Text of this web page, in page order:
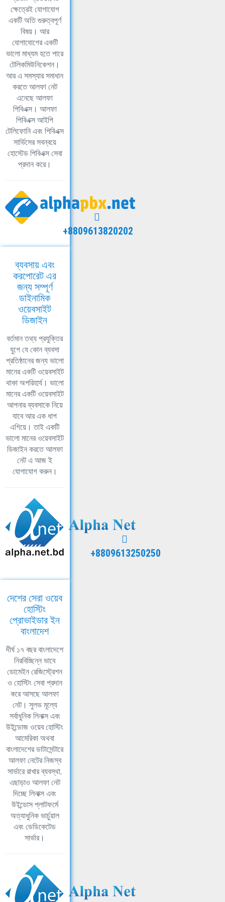
ক্ষেত্রেই যোগাযোগ
একটি অতি গুরুত্বপূর্ণ
বিষয়। আর
যোগাযোগের একটি
ভালো মাধ্যম হতে পারে
টেলিকমিউনিকেশন।
আর এ সমস্যার সমাধান
করতে আলফা নেট
এনেছে আলফা
পিবিএক্স। আলফা
পিবিএক্স আইপি
টেলিফোনি এবং পিবিএক্স
সার্ভিসের সবন্বয়ে
হোস্টেড পিবিএক্স সেবা
প্রদান করে।
+8809613820202
ব্যবসায় এবং
করপোরেট এর
জন্য সম্পূর্ণ
ডাইনামিক
ওয়েবসাইট
ডিজাইন
বর্তমান তথ্য প্রযুক্তির
যুগে যে কোন ব্যবসা
প্রতিষ্ঠানের জন্য ভালো
মানের একটি ওয়েবসাইট
থাকা অপরিহার্য। ভালো
মানের একটি ওয়েবসাইট
আপনার ব্যবসাকে নিয়ে
যাবে আর এক ধাপ
এগিয়ে। তাই একটি
ভালো মানের ওয়েবসাইট
ডিজাইন করতে আলফা
নেট এ আজ ই
যোগাযোগ করুন।
+8809613250250
দেশের সেরা ওয়েব
হোস্টিং
প্রোভাইডার ইন
বাংলাদেশ
দীর্ঘ ১৭ বছর বাংলাদেশে
নিরবিচ্ছিন্ন ভাবে
ডোমেইন রেজিস্ট্রেশন
ও হোস্টিং সেবা প্রদান
করে আসছে আলফা
নেট। সুলভ মূল্যে
সর্বাধুনিক লিনাক্স এবং
উইন্ডোজ ওয়েব হোস্টিং
আমেরিকা অথবা
বাংলাদেশের ডাটাসেন্টারে
আলফা নেটের নিজস্ব
সার্ভারে রাখার ব্যবস্থা,
এছাড়াও আলফা নেট
দিচ্ছে লিনাক্স এবং
উইন্ডোস প্লাটফর্মে
অত্যাধুনিক ভার্চুয়াল
এবং ডেডিকেটেড
সার্ভার।